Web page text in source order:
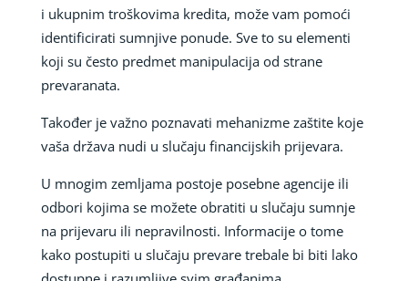
i ukupnim troškovima kredita, može vam pomoći
identificirati sumnjive ponude. Sve to su elementi
koji su često predmet manipulacija od strane
prevaranata.
Također je važno poznavati mehanizme zaštite koje
vaša država nudi u slučaju financijskih prijevara.
U mnogim zemljama postoje posebne agencije ili
odbori kojima se možete obratiti u slučaju sumnje
na prijevaru ili nepravilnosti. Informacije o tome
kako postupiti u slučaju prevare trebale bi biti lako